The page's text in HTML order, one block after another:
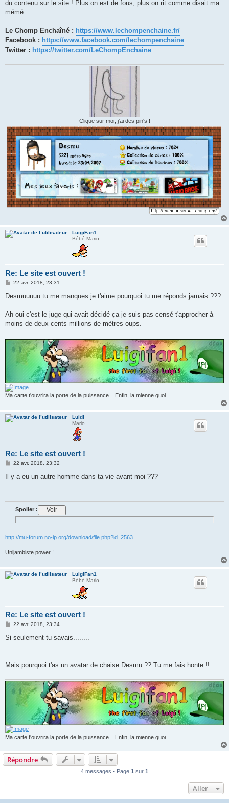
du contenu sur le site ! Plus on est de fous, plus on rit comme disait ma
mémé.
Le Chomp Enchaîné : https://www.lechompenchaine.fr/
Facebook : https://www.facebook.com/lechompenchaine
Twitter : https://twitter.com/LeChompEnchaine
Clique sur moi, j'ai des pin's !
LuigiFan1
Bébé Mario
Re: Le site est ouvert !
M
s
g
22 avr. 2018, 23:31
Desmuuuuu tu me manques je t'aime pourquoi tu me réponds jamais ???
Ah oui c'est le juge qui avait décidé ça je suis pas censé t'approcher à
moins de deux cents millions de mètres oups.
Ma carte t'ouvrira la porte de la puissance... Enfin, la mienne quoi.
Luidi
Mario
Re: Le site est ouvert !
M
s
s
22 avr. 2018, 23:32
Il y a eu un autre homme dans ta vie avant moi ???
Spoiler :
http://mu-forum.no-ip.org/download/file.php?id=2563
Unijambiste power !
LuigiFan1
Bébé Mario
Re: Le site est ouvert !
M
s
22 avr. 2018, 23:34
Si seulement tu savais........
Mais pourquoi t'as un avatar de chaise Desmu ?? Tu me fais honte !!
Ma carte t'ouvrira la porte de la puissance... Enfin, la mienne quoi.
Répondre
4 messages • Page 1 sur 1
Aller